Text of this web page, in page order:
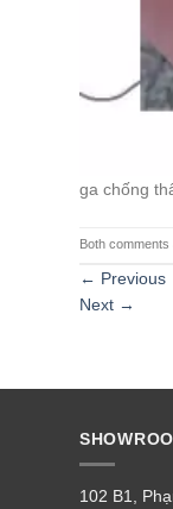
ga chống
Both
← Previous
Next →
102 B1,